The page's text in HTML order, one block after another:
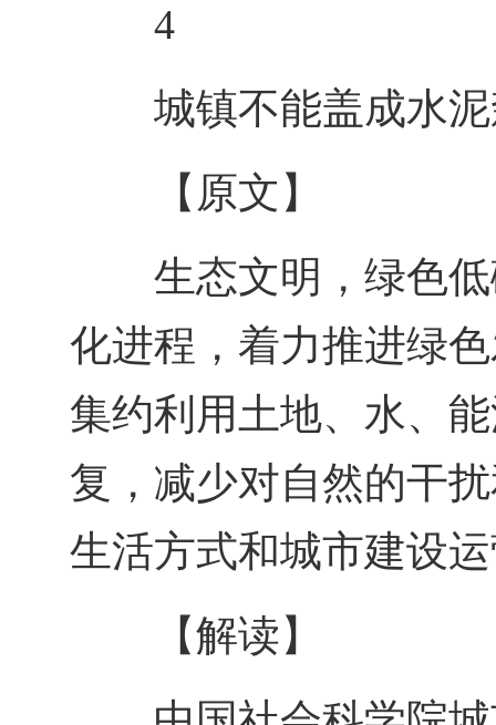
4
城镇不能盖成水
【原文】
生态文明，绿色
化进程，着力推进绿
集约利用土地、水、
复，减少对自然的干
生活方式和城市建设
【解读】